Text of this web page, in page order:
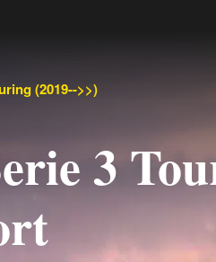
(2019-->>)
3